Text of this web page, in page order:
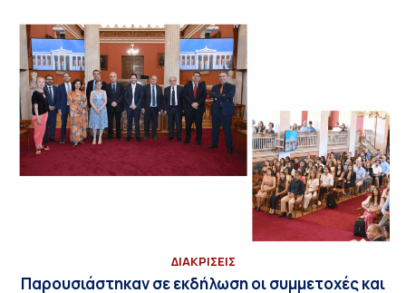
ΔΙΑΚΡΙΣΕΙΣ
Παρουσιάστηκαν σε εκδήλωση οι συμμετοχές και